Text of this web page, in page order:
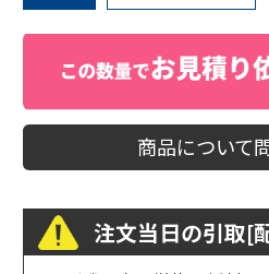
商品について
注文当日の引取[